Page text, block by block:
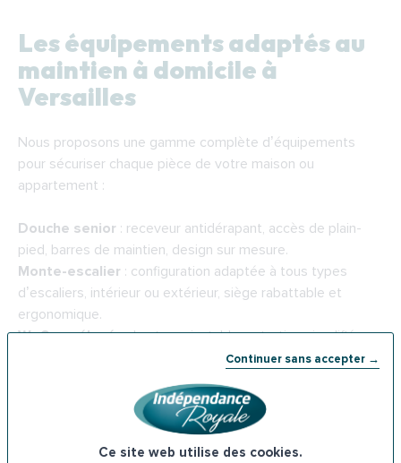
Continuer sans accepter →
Ce site web utilise des cookies.
Les équipements adaptés au
maintien à domicile à
Versailles
Nous proposons une gamme complète d’équipements
pour sécuriser chaque pièce de votre maison ou
appartement :
Douche senior : receveur antidérapant, accès de plain-
pied, barres de maintien, design sur mesure.
Monte-escalier : configuration adaptée à tous types
d’escaliers, intérieur ou extérieur, siège rabattable et
ergonomique.
W.-C. surélevés: hauteur ajustable, entretien simplifié,
Volets roulants motorisés: isolation thermique,
motorisation silencieuse, commande à distance.
Sols antidérapants: traitement antichute, installation
rapide, facile d’entretien.